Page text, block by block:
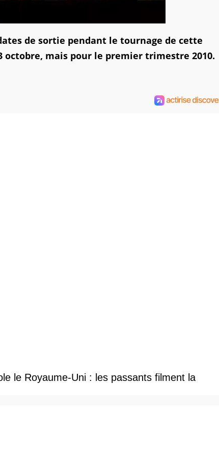
de sortie pendant le tournage de cette
octobre, mais pour le premier trimestre 2010.
le Royaume-Uni : les passants filment la